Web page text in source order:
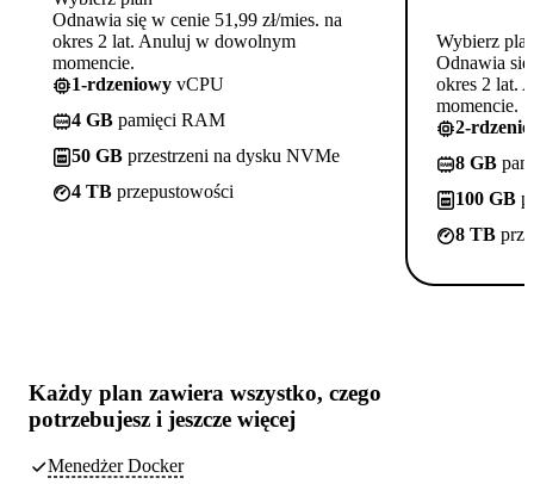
Odnawia się w cenie 51,99 zł/mies. na
okres 2 lat. Anuluj w dowolnym
momencie.
1-rdzeniowy vCPU
4 GB pamięci RAM
50 GB przestrzeni na dysku NVMe
4 TB przepustowości
Wybierz
Odnawia się
okres 2 lat.
momencie.
2-
8 GB
100 GB
8 TB
Każdy plan zawiera wszystko, czego
potrzebujesz i jeszcze więcej
Menedżer Docker